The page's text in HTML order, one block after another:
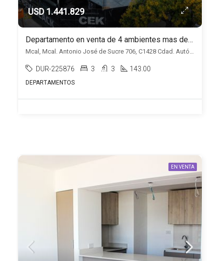
USD 1.441.829
Departamento en venta de 4 ambientes mas dependencia en Belgrano
Mcal, Mcal. Antonio José de Sucre 706, C1428 Cdad. Autónoma de Buenos Aires, Belgrano, Capital Federal
DUR-225876 3 3 143.00
DEPARTAMENTOS
EN VENTA